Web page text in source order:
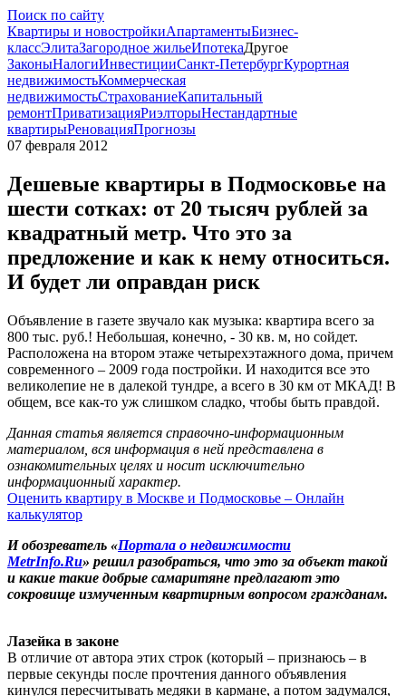
Поиск по сайту
Квартиры и новостройкиАпартаментыБизнес-
классЭлитаЗагородное жильеИпотекаДругое
ЗаконыНалогиИнвестицииСанкт-ПетербургКурортная
недвижимостьКоммерческая
недвижимостьСтрахованиеКапитальный
ремонтПриватизацияРиэлторыНестандартные
квартирыРеновацияПрогнозы
07 февраля 2012
Дешевые квартиры в Подмосковье на
шести сотках: от 20 тысяч рублей за
квадратный метр. Что это за
предложение и как к нему относиться.
И будет ли оправдан риск
Объявление в газете звучало как музыка: квартира всего за
800 тыс. руб.! Небольшая, конечно, - 30 кв. м, но сойдет.
Расположена на втором этаже четырехэтажного дома, причем
современного – 2009 года постройки. И находится все это
великолепие не в далекой тундре, а всего в 30 км от МКАД! В
общем, все как-то уж слишком сладко, чтобы быть правдой.
Данная статья является справочно-информационным
материалом, вся информация в ней представлена в
ознакомительных целях и носит исключительно
информационный характер.
Оценить квартиру в Москве и Подмосковье – Онлайн
калькулятор
И обозреватель «Портала о недвижимости
MetrInfo.Ru» решил разобраться, что это за объект такой
и какие такие добрые самаритяне предлагают это
сокровище измученным квартирным вопросом гражданам.
Лазейка в законе
В отличие от автора этих строк (который – признаюсь – в
первые секунды после прочтения данного объявления
кинулся пересчитывать медяки в кармане, а потом задумался,